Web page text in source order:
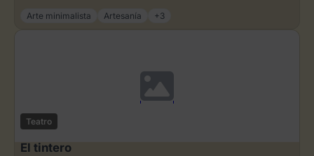
Arte minimalista Artesanía +3
Teatro
El tintero